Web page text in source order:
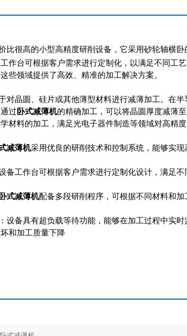
比很高的小型高精度研削设备，它采用砂轮轴横
作台可根据客户需求进行定制化，以满足不同工艺
些领域提供了高效、精准的加工解决方案。
对晶圆、硅片或其他薄型材料进行减薄加工。在
过 卧式减薄机的精确加工，可以将晶圆厚度减薄
材料的加工，满足光电子器件制造等领域对高精度
减薄机采用优良的研削技术和控制系统，能够实
备工作台可根据客户需求进行定制化设计，满足
卧式减薄机配备多段研削程序，可根据不同材料和
设备具有超负载等待功能，能够在加工过程中实
和加工质量下降